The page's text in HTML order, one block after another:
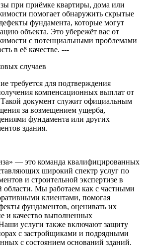
при приёмке квартиры, дома или
помогает обнаружить скрытые
фундамента, которые могут
объекта. Это убережёт вас от
с потенциальными проблемами
в её качестве. ---
случаев
требуется для подтверждения
компенсационных выплат от
документ служит официальным
за возмещением ущерба,
фундамента или других
здания.
— это команда квалифицированных
широкий спектр услуг по
и строительной экспертизе в
Мы работаем как с частными
клиентами, помогая
фундаментов, оценивать их
и качество выполненных
услуги также включают защиту
с застройщиками и подрядными
с состоянием оснований зданий.